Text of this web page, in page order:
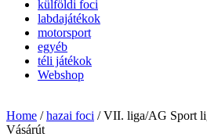
külföldi foci
labdajátékok
motorsport
egyéb
téli játékok
Webshop
Home /hazai foci /VII. liga/AG Sport
Vásárút